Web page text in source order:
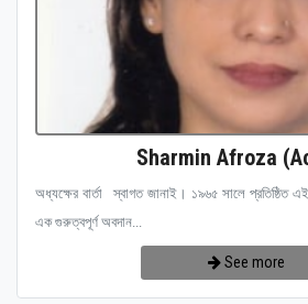
Sharmin Afroza
অধ্যক্ষের বার্তা স্বাগত জানাই। ১৯৬৫ সালে প্রতিষ্ঠিত এই
এক গুরুত্বপূর্ণ অবদান...
See more